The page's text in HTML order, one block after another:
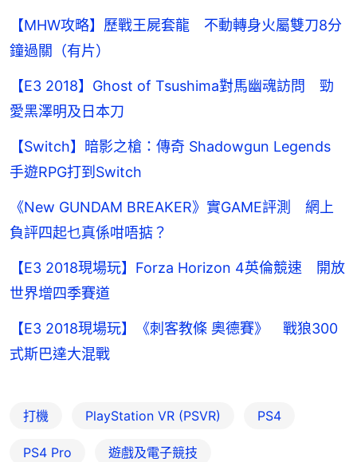
【MHW攻略】歷戰王屍套龍 不動轉身火屬雙刀8分
鐘過關（有片）
【E3 2018】Ghost of Tsushima對馬幽魂訪問 勁
愛黑澤明及日本刀
【Switch】暗影之槍：傳奇 Shadowgun Legends
手遊RPG打到Switch
《New GUNDAM BREAKER》實GAME評測 網上
負評四起乜真係咁唔掂？
【E3 2018現場玩】Forza Horizon 4英倫競速 開放
世界增四季賽道
【E3 2018現場玩】《刺客教條 奧德賽》 戰狼300
式斯巴達大混戰
打機 PlayStation VR (PSVR) PS4
PS4 Pro 遊戲及電子競技